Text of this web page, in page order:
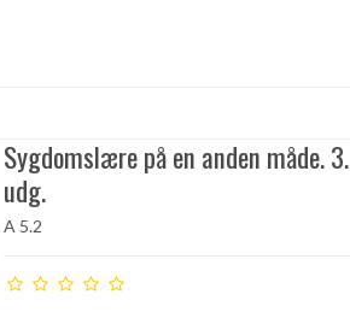
Sygdomslære på en anden måde. 3.
udg.
A 5.2